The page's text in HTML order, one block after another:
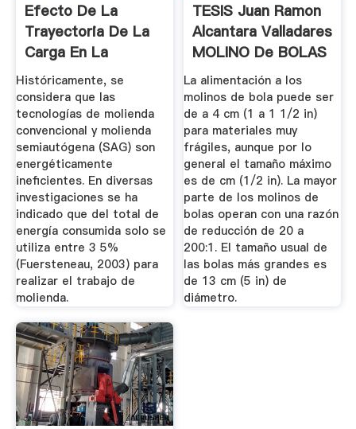
Efecto De La
Trayectoria De La
Carga En La
Eficiencia De ...
Históricamente, se
considera que las
tecnologías de molienda
convencional y molienda
semiautógena (SAG) son
energéticamente
ineficientes. En diversas
investigaciones se ha
indicado que del total de
energía consumida solo se
utiliza entre 3 5%
(Fuersteneau, 2003) para
realizar el trabajo de
molienda.
TESIS Juan Ramon
Alcantara Valladares
MOLINO De BOLAS
...
La alimentación a los
molinos de bola puede ser
de a 4 cm (1 a 1 1/2 in)
para materiales muy
frágiles, aunque por lo
general el tamaño máximo
es de cm (1/2 in). La mayor
parte de los molinos de
bolas operan con una razón
de reducción de 20 a
200:1. El tamaño usual de
las bolas más grandes es
de 13 cm (5 in) de
diámetro.